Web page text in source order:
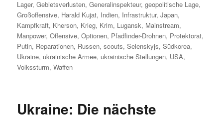
Lager,Gebietsverlusten,Generalinspekteur,geopolitische Lage,
Großoffensive, Harald Kujat, Indien, Infrastruktur,Japan,
Kampfkraft, Kherson, Krieg, Krim, Lugansk, Mainstream,
Manpower,Offensive,Optionen, Pfadfinder-Drohnen, Protektorat,
Putin, Reparationen, Russen,scouts,Selenskyjs,Südkorea,
Ukraine, ukrainische Armee, ukrainische Stellungen, USA,
Volkssturm,Waffen
Ukraine: Die nächste